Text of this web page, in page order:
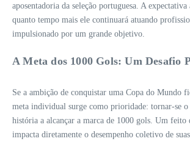
aposentadoria da seleção portuguesa. A
quanto tempo mais ele continuará atuando
impulsionado por um grande objetivo.
A Meta dos 1000 Gols: Um Desafio
Se a ambição de conquistar uma Copa do Mundo
meta individual surge como prioridade: tornar-se
história a alcançar a marca de 1000 gols. Um feito
impacta diretamente o desempenho coletivo de suas